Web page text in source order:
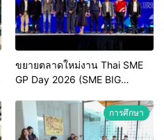
ขยายตลาดใหม่งาน Thai SME
GP Day 2026 (SME BIG
การศึกษา